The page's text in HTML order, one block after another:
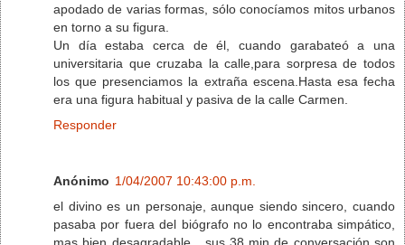
apodado de varias formas, sólo conocíamos mitos urbanos
en torno a su figura.
Un día estaba cerca de él, cuando garabateó a una
universitaria que cruzaba la calle,para sorpresa de todos
los que presenciamos la extraña escena.Hasta esa fecha
era una figura habitual y pasiva de la calle Carmen.
Responder
Anónimo 1/04/2007 10:43:00 p.m.
el divino es un personaje, aunque siendo sincero, cuando
pasaba por fuera del biógrafo no lo encontraba simpático,